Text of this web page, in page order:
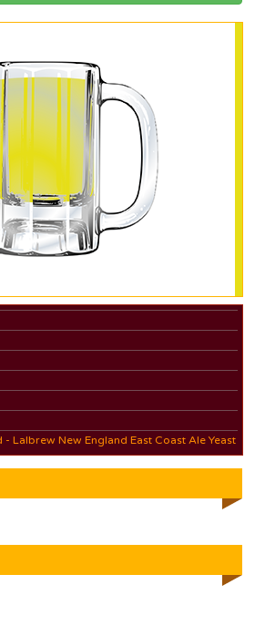
- Lalbrew New England East Coast Ale Yeast